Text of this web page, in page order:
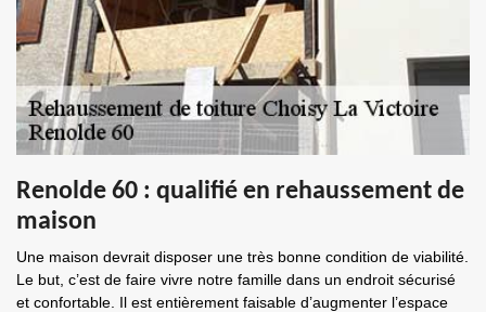
Renolde 60 : qualifié en rehaussement de
maison
Une maison devrait disposer une très bonne condition de viabilité.
Le but, c’est de faire vivre notre famille dans un endroit sécurisé
et confortable. Il est entièrement faisable d’augmenter l’espace